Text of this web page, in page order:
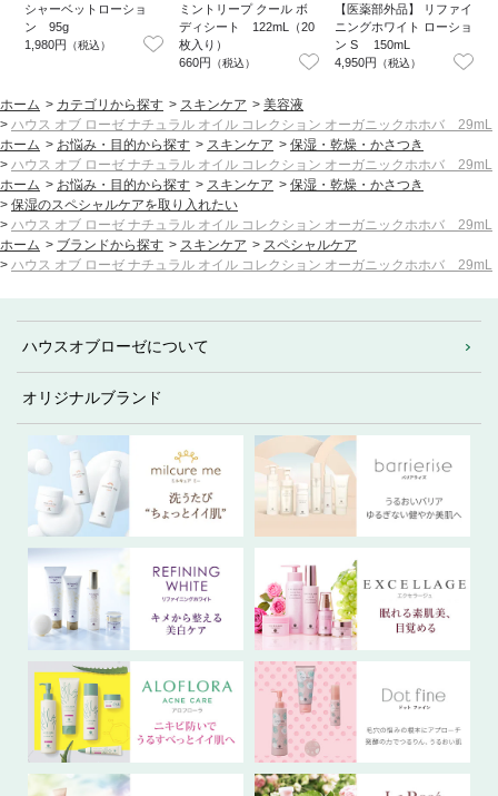
シャーベットローショ
ン 95g
1,980円 （税込）
ミントリープ クール ボ
ディシート 122mL（20
枚入り）
660円
（税込）
【医薬部外品】 リファイ
ニングホワイト ローショ
ン S 150mL
4,950円 （税込）
ホーム > カテゴリから探す > スキンケア > 美容液
> ハウス オブ ローゼ ナチュラル オイル コレクション オーガニックホホバ 29mL
ホーム > お悩み・目的から探す > スキンケア > 保湿・乾燥・かさつき
> ハウス オブ ローゼ ナチュラル オイル コレクション オーガニックホホバ 29mL
ホーム > お悩み・目的から探す > スキンケア > 保湿・乾燥・かさつき
> 保湿のスペシャルケアを取り入れたい
> ハウス オブ ローゼ ナチュラル オイル コレクション オーガニックホホバ 29mL
ホーム > ブランドから探す > スキンケア > スペシャルケア
> ハウス オブ ローゼ ナチュラル オイル コレクション オーガニックホホバ 29mL
ハウスオブローゼについて
オリジナルブランド